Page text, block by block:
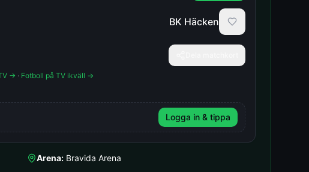
BK Häcken
→ · Fotboll på TV ikväll →
Logga in & tippa
Arena: Bravida Arena